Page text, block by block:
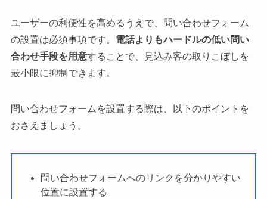
ユーザーの利便性を高めるうえで、問い合わせフォーム
の設置は必須事項です。 電話よりもハードルの低い問い
合わせ手段を用意することで、見込み客の取りこぼしを
最小限に抑制できます。
問い合わせフォームを設置する際は、以下のポイントを
おさえましょう。
問い合わせフォームへのリンクを分かりやすい
位置に設置する